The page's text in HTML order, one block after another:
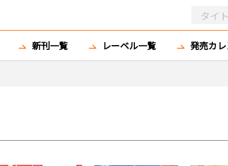
新刊一覧 レーベル一覧 発売カ